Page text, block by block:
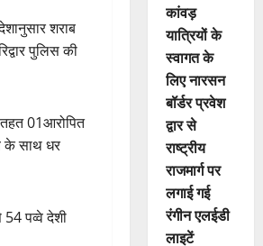
शराब
पुलिस की
01आरोपित
के साथ धर
पव्वे देशी
कांवड़
यात्रियों के
स्वागत के
लिए नारसन
बॉर्डर प्रवेश
द्वार से
राष्ट्रीय
राजमार्ग पर
लगाई गई
रंगीन एलईडी
लाइटें